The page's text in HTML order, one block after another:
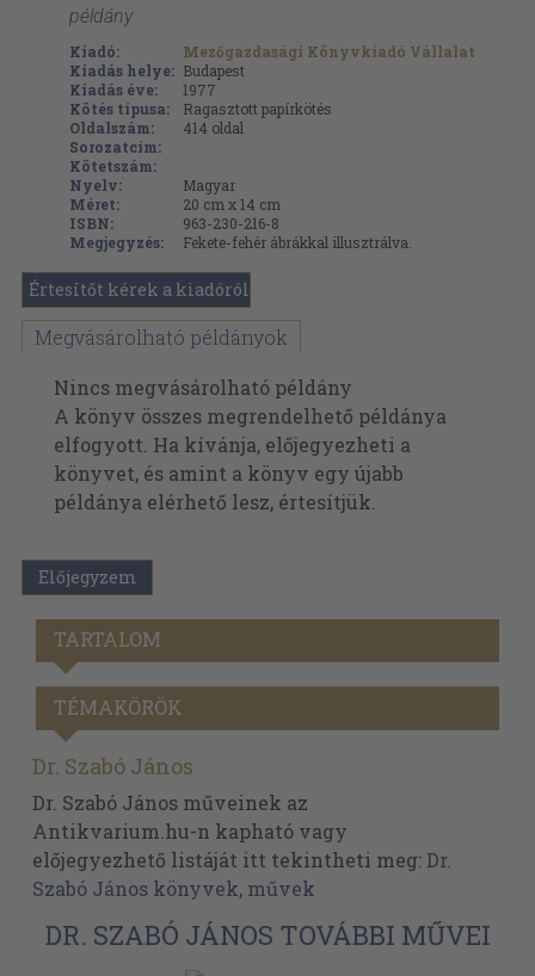
példány
Kiadó:
Mezőgazdasági Könyvkiadó Vállalat
Kiadás helye: Budapest
Kiadás éve:
1977
Kötés típusa:
Ragasztott papírkötés
Oldalszám:
414 oldal
Sorozatcím:
Kötetszám:
Nyelv:
Magyar
Méret:
20 cm x 14 cm
ISBN:
963-230-216-8
Megjegyzés:
Fekete-fehér ábrákkal illusztrálva.
Értesítőt kérek a kiadóról
Megvásárolható példányok
Nincs megvásárolható példány
A könyv összes megrendelhető példánya
elfogyott. Ha kívánja, előjegyezheti a
könyvet, és amint a könyv egy újabb
példánya elérhető lesz, értesítjük.
Előjegyzem
TARTALOM
TÉMAKÖRÖK
Dr. Szabó János
Dr. Szabó János műveinek az
Antikvarium.hu-n kapható vagy
előjegyezhető listáját itt tekintheti meg:Dr.
Szabó János könyvek, művek
DR. SZABÓ JÁNOS TOVÁBBI MŰVEI